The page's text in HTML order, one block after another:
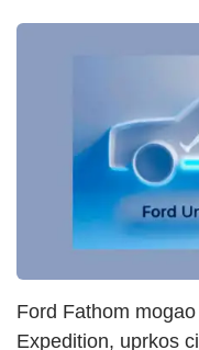
Ford Fathom
Expedition, uprkos